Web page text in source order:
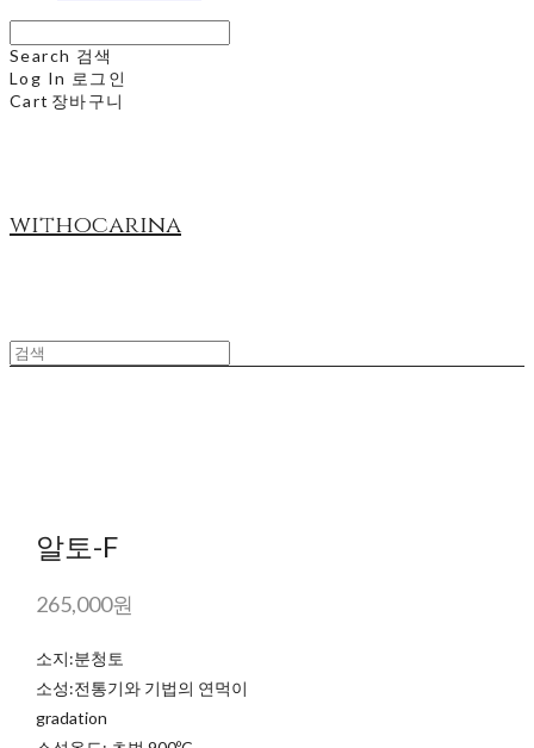
Search 검색
Log In 로그인
Cart 장바구니
withocarina
알토-F
265,000원
소지:분청토
소성:전통기와 기법의 연먹이
gradation